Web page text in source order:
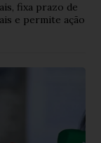
fixa prazo de
e permite ação